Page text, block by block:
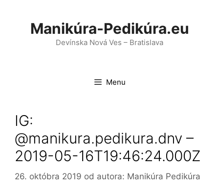
Manikúra-Pedikúra.eu
Devínska Nová Ves – Bratislava
Menu
IG:
@manikura.pedikura.dnv –
2019-05-16T19:46:24.000Z
26. októbra 2019 od autora: Manikúra Pedikúra